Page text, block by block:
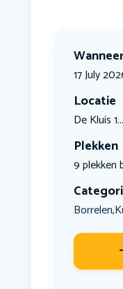
17 July
Locatie
De Kluis 1...
Plekken
9 plekken
Borrelen,